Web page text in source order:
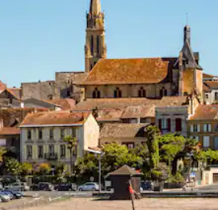
με τα κουμπιά πάνω και κάτω